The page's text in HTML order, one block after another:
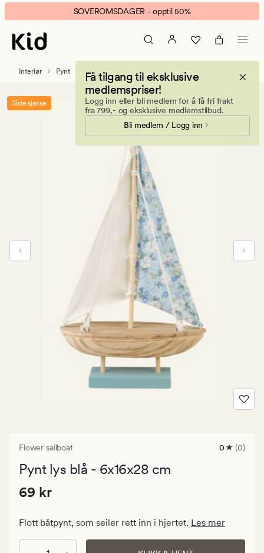
Flower
sailboat
pynt
banner.
Klikk
ESCAPE
pause.
SOVEROMSDAGER - opptil 50%
Få tilgang til eksklusive
medlemspriser!
Logg inn eller bli medlem for å få fri frakt
fra 799,- og eksklusive medlemstilbud.
Bli medlem / Logg inn
Interiør Pynt
Siste sjanse
Flower sailboat
0
0 (0)
Pynt lys blå - 6x16x28 cm
Pris
pris
Pris 69 kr
69 kr
Flott båtpynt, som seiler rett inn i hjertet. Les mer